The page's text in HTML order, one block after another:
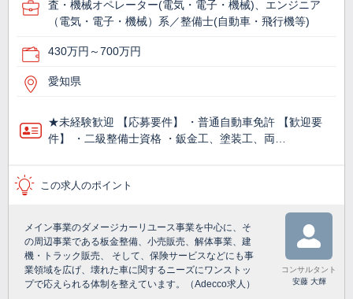
査・機械オペレーター(電気・電子・機械)、エンジニア
（電気・電子・機械）系／整備士(自動車・飛行機等)
430万円～700万円
愛知県
★未経験歓迎 【応募要件】 ・普通自動車免許 【歓迎要
件】 ・二級整備士資格 ・鈑金工、塗装工、両…
この求人のポイント
メイン事業のダメージカーリユース事業を中心に、そ
の周辺事業である板金整備、小売販売、解体事業、建
機・トラック販売、 そして、保険サービスなどにも事
業領域を広げ、壊れた車に関するニーズにワンストッ
プで応えられる体制を整えています。（Adecco求人）
コンサルタント
安藤 大輝